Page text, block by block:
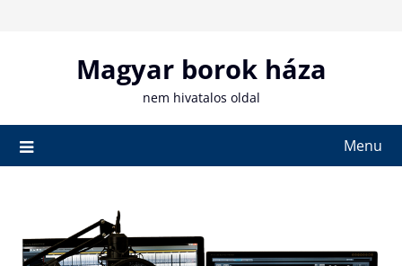
Magyar borok háza
nem hivatalos oldal
Menu